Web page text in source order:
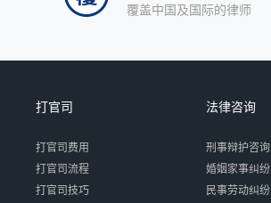
覆盖中国及国际的律师
打官司
打官司费用
打官司流程
打官司技巧
法律咨询
刑事辩护咨询
婚姻家事纠纷
民事劳动纠纷